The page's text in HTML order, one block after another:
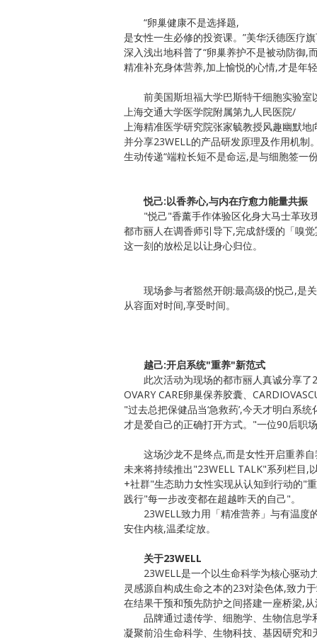
“卵巢健康不是选择题,
是女性一生必修的投资课。”美华沃德医疗
深入浅出地科普了“卵巢养护不是被动防御,
精准补充身体营养,加上愉悦的心情,才是年
前美国斯坦福大学巴斯特干细胞实验
上海交通大学医学院附属第九人民医院/
上海精准医学研究院张家毓教授风趣幽默
并分享23WELL的产品研发原理及作用机制
生动传递“端粒长短不是命运,是与细胞签一
悦己:以香养心,与内在疗愈力能量共振
"悦己"香薰手作体验区化身大马士革玫
都市丽人在调香师引导下,完成舒缓的「嗅
这一刻的放松足以让身心归位。
现场参与者豁然开朗:最高级的悦己,是
从容面对时间,享受时间。
越己:开启系统"重养"新范式
此次活动为现场的都市丽人真诚分享了
OVARY CARE卵巢保养胶囊、
"过去总把保健品当‘急救药’,今天才明白系
才是爱自己的正确打开方式。"一位90后职
这场沙龙不是终点,而是女性开启重养
未来将持续推出"23WELL TALK"系列栏目,
+社群"生态助力女性实现从认知到行动的"
践行"每一步改变都在超越昨天的自己"。
23WELL致力用「精准营养」与有温度
安住内核,温柔绽放。
关于23WELL
23WELL是一个以生命科学为核心驱动
灵感源自构成生命之本的23对染色体,致力
在结果干预和预先防护之间搭建一座桥梁,
品牌通过遗传学、细胞学、生物信息
凝聚前沿生命科学、生物科技、基因研究